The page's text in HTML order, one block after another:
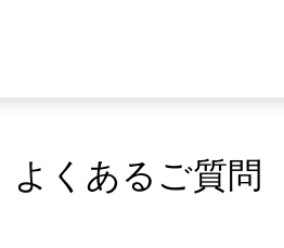
よくあるご質問